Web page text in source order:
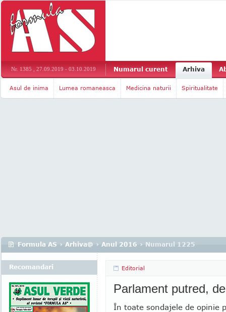
Nr. 1385 , 27.09.2019 - 03.10.2019 Numarul curent Arhiva
Asul de inima Lumea romaneasca Medicina naturii Spiritualitate
Formula AS › Arhiva@ › Anul 2016 › Numarul 1225
Editorial
Parlament putred,
În toate sondajele de opinie
Recomandari